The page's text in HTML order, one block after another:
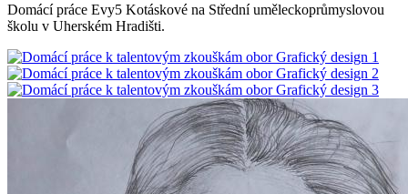
Domácí práce Evy5 Kotáskové na Střední uměleckoprůmyslovou
školu v Uherském Hradišti.